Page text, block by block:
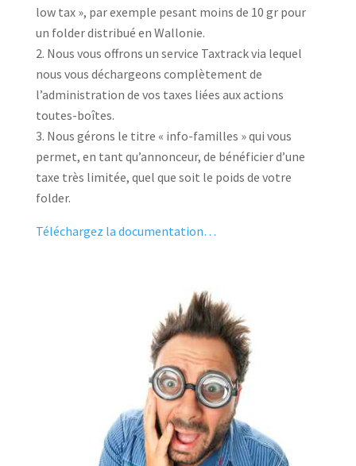
low tax », par exemple pesant moins de 10 gr pour
un folder distribué en Wallonie.
Nous vous offrons un service Taxtrack via lequel
nous vous déchargeons complètement de
l’administration de vos taxes liées aux actions
toutes-boîtes.
Nous gérons le titre « info-familles » qui vous
permet, en tant qu’annonceur, de bénéficier d’une
taxe très limitée, quel que soit le poids de votre
folder.
Téléchargez la documentation…